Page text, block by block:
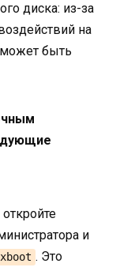
диска: из-за
на
быть
откройте
и
. Это